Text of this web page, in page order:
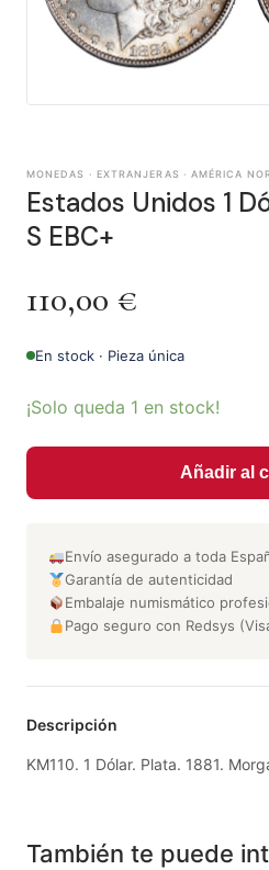
MONEDAS · EXTRANJERAS · AMÉRICA
Estados Unidos 1
S EBC+
110,00 €
En stock · Pieza única
¡Solo queda 1 en stock!
Añadir al
Envío asegurado a toda
Garantía de autenticidad
Embalaje numismático
Pago seguro con Redsys
Descripción
KM110. 1 Dólar. Plata. 1881.
También te puede